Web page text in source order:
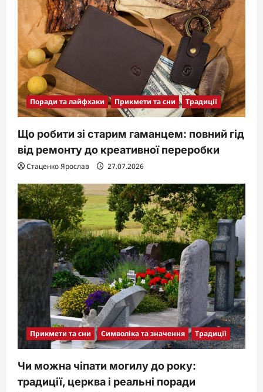
Поради та лайфхаки Прикмети та сни Традиції
Що робити зі старим гаманцем: повний гід
від ремонту до креативної переробки
Стаценко Ярослав 27.07.2026
Прикмети та сни Символіка та значення Традиції
Чи можна чіпати могилу до року:
традиції, церква і реальні поради